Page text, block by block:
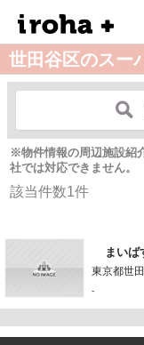
世田谷区のスー
※物件情報の周辺施設紹
社では対応できません。
該当件数1件
まいば
東京都世
-